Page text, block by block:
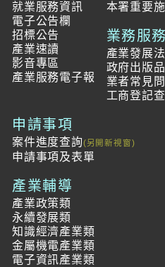
就業服務資訊
電子公告欄
招標公告
產業速讀
影音專區
產業服務電子報
本署重要
業務服務
產業發展
政府出版品
業者常見
工商登記
申請事項
案件進度查詢
申請事項及表單
產業輔導
產業政策類
永續發展類
知識經濟產業類
金屬機電產業類
電子資訊產業類